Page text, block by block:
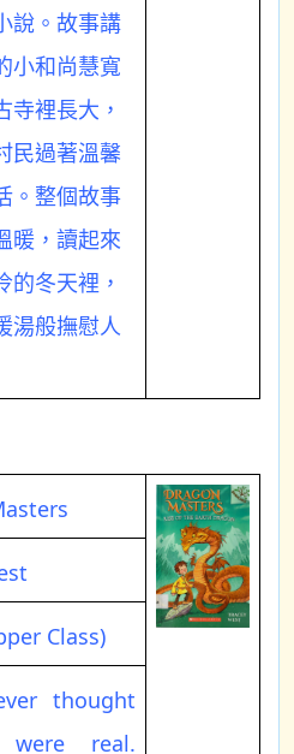
說。故事講
小和尚慧寬
寺裡長大，
民過著溫馨
。整個故事
暖，讀起來
的冬天裡，
湯般撫慰人
Class)
thought
were real.